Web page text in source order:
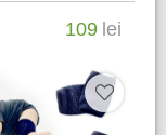
109 lei